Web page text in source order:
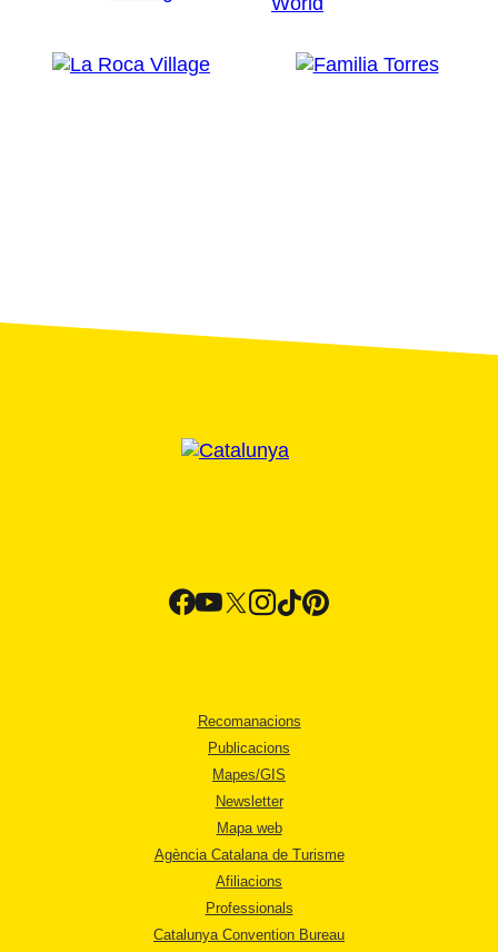
Recomanacions
Publicacions
Mapes/GIS
Newsletter
Mapa web
Agència Catalana de Turisme
Afiliacions
Professionals
Catalunya Convention Bureau